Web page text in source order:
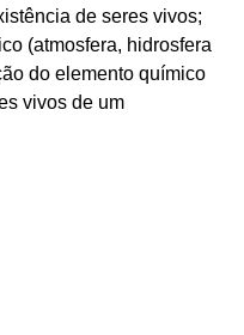
de seres vivos;
(atmosfera, hidrosfera
do elemento químico
vivos de um